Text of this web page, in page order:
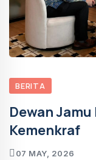
BERITA
Dewan
Kemenkraf
07 MAY, 2026